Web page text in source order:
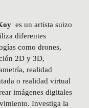
es un artista suizo
diferentes
como drones,
2D y 3D,
realidad
o realidad virtual
imágenes digitales
Investiga la